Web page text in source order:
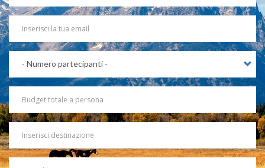
Your
Email
Budget
totale
a
persona
Destinazione
Periodo